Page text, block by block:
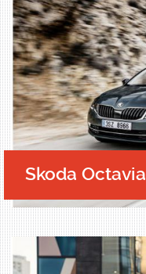
Skoda Octavia